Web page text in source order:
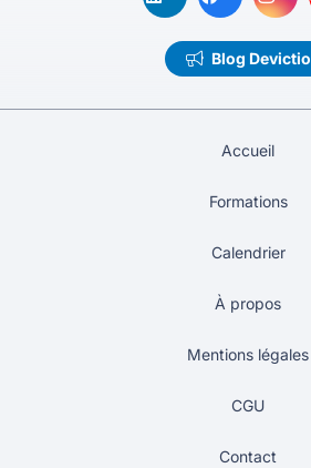
Blog Devictio
Accueil
Formations
Calendrier
À propos
Mentions légales
CGU
Contact